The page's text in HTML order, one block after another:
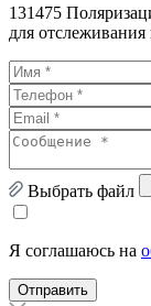
131475
для
Выбрать файл
Я соглашаюсь на
Отправить